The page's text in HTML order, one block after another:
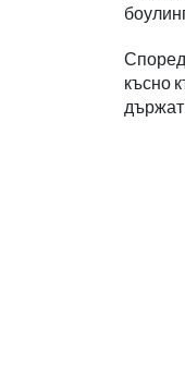
Според
късно
държат